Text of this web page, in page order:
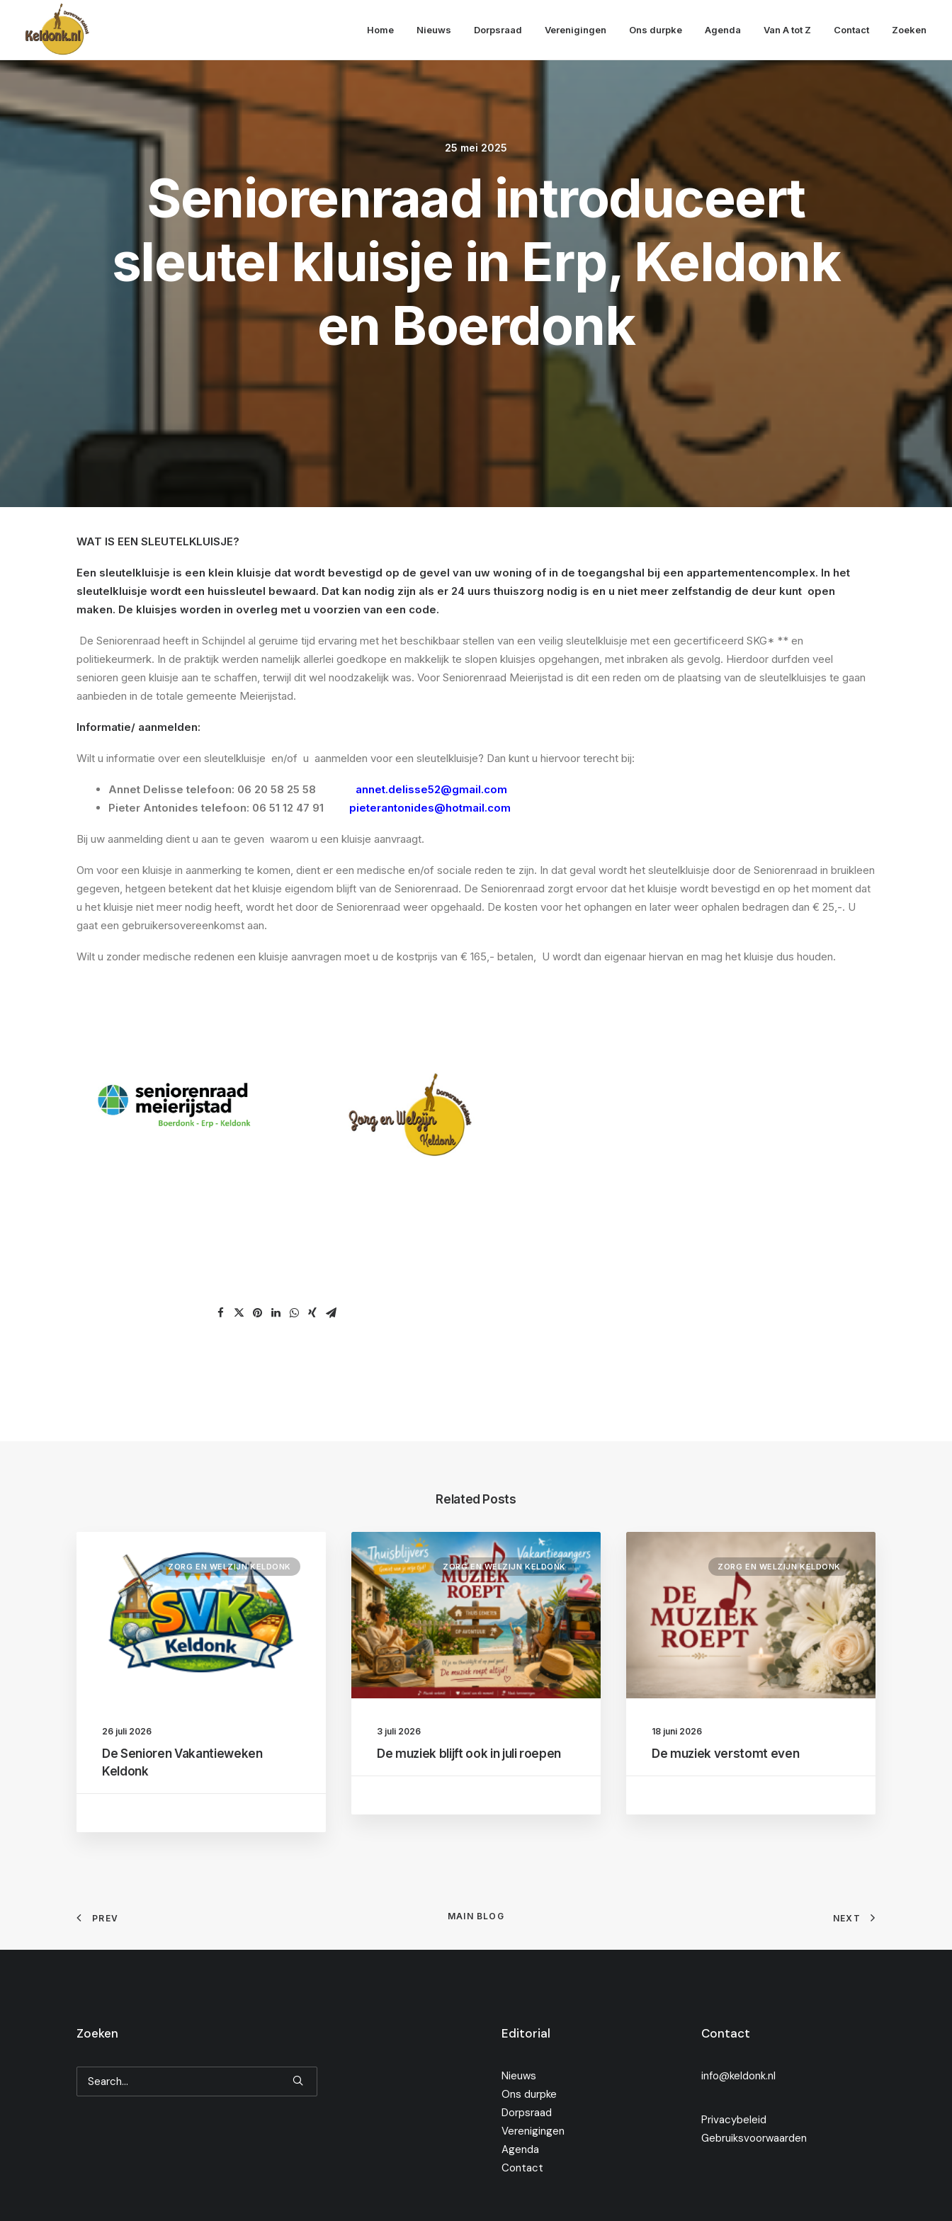
Home Nieuws Dorpsraad Verenigingen Ons durpke Agenda Van A tot Z Contact Zoeken
25 mei 2025
Seniorenraad introduceert
sleutel kluisje in Erp, Keldonk
en Boerdonk
WAT IS EEN SLEUTELKLUISJE?
Een sleutelkluisje is een klein kluisje dat wordt bevestigd op de gevel van uw woning of in de toegangshal bij een appartementencomplex. In het
sleutelkluisje wordt een huissleutel bewaard. Dat kan nodig zijn als er 24 uurs thuiszorg nodig is en u niet meer zelfstandig de deur kunt open
maken. De kluisjes worden in overleg met u voorzien van een code.
De Seniorenraad heeft in Schijndel al geruime tijd ervaring met het beschikbaar stellen van een veilig sleutelkluisje met een gecertificeerd SKG* ** en
politiekeurmerk. In de praktijk werden namelijk allerlei goedkope en makkelijk te slopen kluisjes opgehangen, met inbraken als gevolg. Hierdoor durfden veel
senioren geen kluisje aan te schaffen, terwijl dit wel noodzakelijk was. Voor Seniorenraad Meierijstad is dit een reden om de plaatsing van de sleutelkluisjes te gaan
aanbieden in de totale gemeente Meierijstad.
Informatie/ aanmelden:
Wilt u informatie over een sleutelkluisje en/of u aanmelden voor een sleutelkluisje? Dan kunt u hiervoor terecht bij:
Annet Delisse telefoon: 06 20 58 25 58 annet.delisse52@gmail.com
Pieter Antonides telefoon: 06 51 12 47 91 pieterantonides@hotmail.com
Bij uw aanmelding dient u aan te geven waarom u een kluisje aanvraagt.
Om voor een kluisje in aanmerking te komen, dient er een medische en/of sociale reden te zijn. In dat geval wordt het sleutelkluisje door de Seniorenraad in bruikleen
gegeven, hetgeen betekent dat het kluisje eigendom blijft van de Seniorenraad. De Seniorenraad zorgt ervoor dat het kluisje wordt bevestigd en op het moment dat
u het kluisje niet meer nodig heeft, wordt het door de Seniorenraad weer opgehaald. De kosten voor het ophangen en later weer ophalen bedragen dan € 25,-. U
gaat een gebruikersovereenkomst aan.
Wilt u zonder medische redenen een kluisje aanvragen moet u de kostprijs van € 165,- betalen, U wordt dan eigenaar hiervan en mag het kluisje dus houden.
Related Posts
ZORG EN WELZIJN KELDONK
26 juli 2026
De Senioren Vakantieweken
Keldonk
ZORG EN WELZIJN KELDONK
3 juli 2026
De muziek blijft ook in juli roepen
ZORG EN WELZIJN KELDONK
18 juni 2026
De muziek verstomt even
PREV MAIN BLOG NEXT
Zoeken Editorial
Nieuws
Ons durpke
Dorpsraad
Verenigingen
Agenda
Contact
Contact
info@keldonk.nl
Privacybeleid
Gebruiksvoorwaarden